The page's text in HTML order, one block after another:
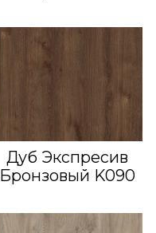
Дуб Экспресив
Бронзовый K090